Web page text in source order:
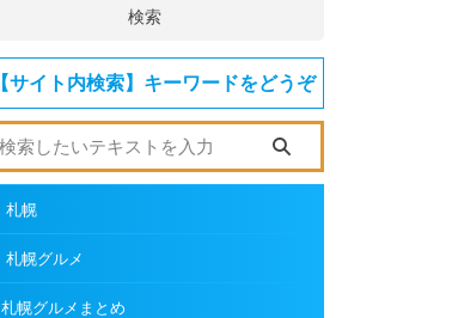
検索
【サイト内検索】キーワードをどうぞ
札幌
札幌グルメ
札幌グルメまとめ